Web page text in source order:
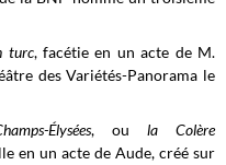
turc, facétie en un acte de M.
des Variétés-Panorama le
Élysées, ou la Colère
en un acte de Aude, créé sur